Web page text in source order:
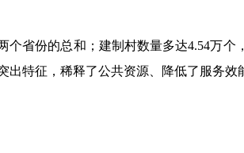
省份的总和；建制村数量多达4.54万
特征，稀释了公共资源、降低了服务